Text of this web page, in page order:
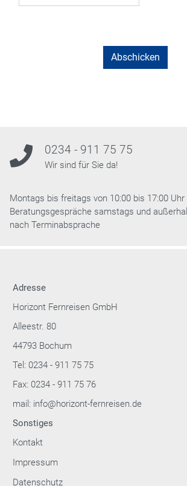
0234 - 911 75 75
Wir sind für Sie da!
Montags bis freitags von 10:00 bis 17:00 Uhr
Beratungsgespräche samstags und
nach Terminabsprache
Adresse
Horizont Fernreisen GmbH
Alleestr. 80
44793 Bochum
Tel: 0234 - 911 75 75
Fax: 0234 - 911 75 76
mail: info@horizont-fernreisen.de
Sonstiges
Kontakt
Impressum
Datenschutz